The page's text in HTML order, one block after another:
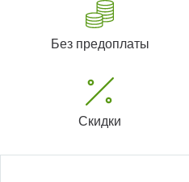
Без предоплаты
Скидки